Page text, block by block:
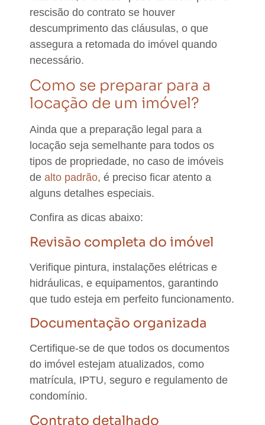
rescisão do contrato se houver
descumprimento das cláusulas, o que
assegura a retomada do imóvel quando
necessário.
Como se preparar para a
locação de um imóvel?
Ainda que a preparação legal para a
locação seja semelhante para todos os
tipos de propriedade, no caso de imóveis
de alto padrão, é preciso ficar atento a
alguns detalhes especiais.
Confira as dicas abaixo:
Revisão completa do imóvel
Verifique pintura, instalações elétricas e
hidráulicas, e equipamentos, garantindo
que tudo esteja em perfeito funcionamento.
Documentação organizada
Certifique-se de que todos os documentos
do imóvel estejam atualizados, como
matrícula, IPTU, seguro e regulamento de
condomínio.
Contrato detalhado